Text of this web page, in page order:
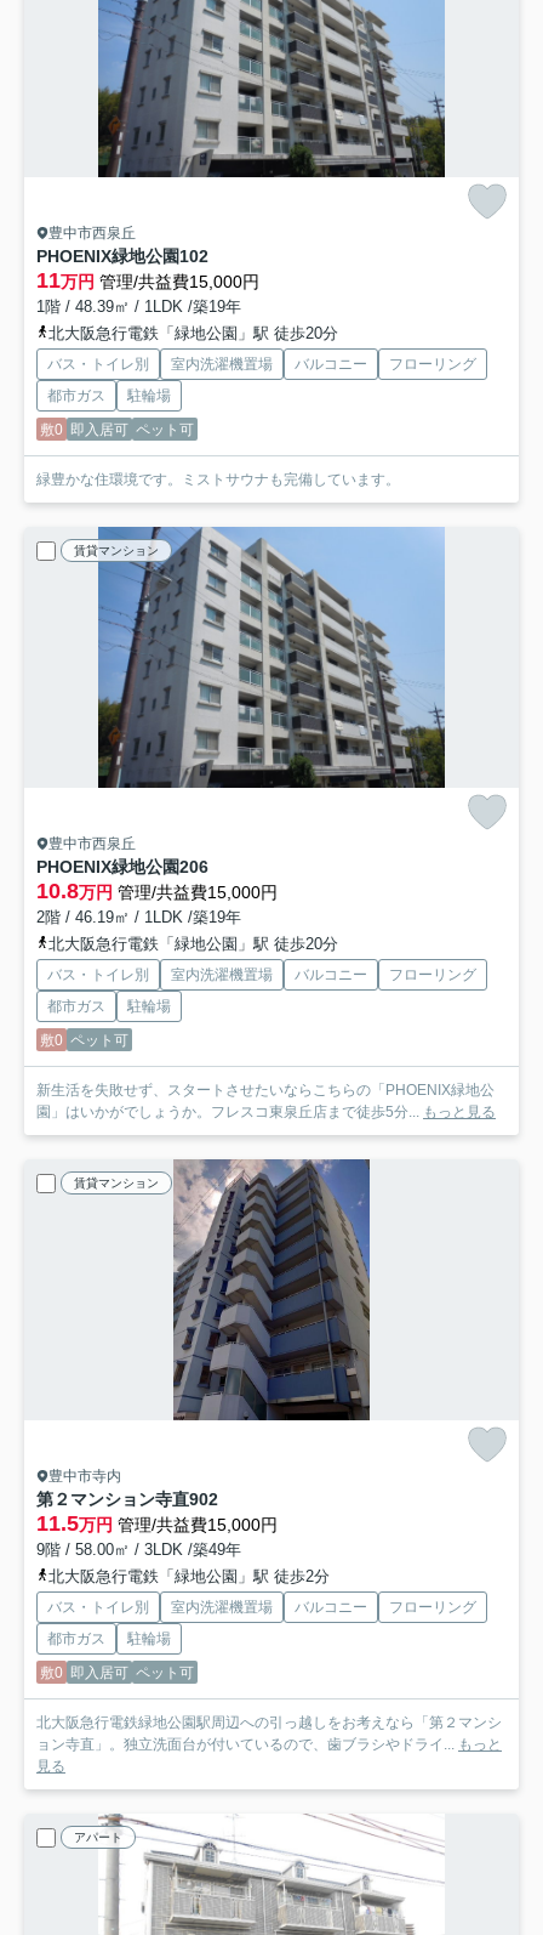
豊中市西泉丘
PHOENIX緑地公園102
11万円 管理/共益費15,000円
1階 / 48.39㎡ / 1LDK /築19年
北大阪急行電鉄「緑地公園」駅 徒歩20分
バス・トイレ別 室内洗濯機置場 バルコニー
フローリング
都市ガス
駐輪場
敷0 即入居可 ペット可
緑豊かな住環境です。ミストサウナも完備しています。
賃貸マンション
豊中市西泉丘
PHOENIX緑地公園206
10.8万円 管理/共益費15,000円
2階 / 46.19㎡ / 1LDK /築19年
北大阪急行電鉄「緑地公園」駅 徒歩20分
バス・トイレ別 室内洗濯機置場 バルコニー
フローリング
都市ガス
駐輪場
敷0 ペット可
新生活を失敗せず、スタートさせたいならこちらの「PHOENIX緑地公
園」はいかがでしょうか。フレスコ東泉丘店まで徒歩5分... もっと見る
賃貸マンション
豊中市寺内
第２マンション寺直902
11.5万円 管理/共益費15,000円
9階 / 58.00㎡ / 3LDK /築49年
北大阪急行電鉄「緑地公園」駅 徒歩2分
バス・トイレ別 室内洗濯機置場 バルコニー
フローリング
都市ガス
駐輪場
敷0 即入居可 ペット可
北大阪急行電鉄緑地公園駅周辺への引っ越しをお考えなら「第２マンシ
ョン寺直」。独立洗面台が付いているので、歯ブラシやドライ... もっと
見る
アパート